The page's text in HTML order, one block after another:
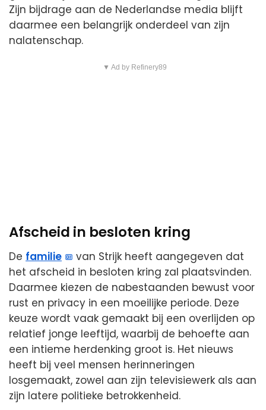
Zijn bijdrage aan de Nederlandse media blijft
daarmee een belangrijk onderdeel van zijn
nalatenschap.
▼ Ad by Refinery89
Afscheid in besloten kring
De familie
van Strijk heeft aangegeven dat
het afscheid in besloten kring zal plaatsvinden.
Daarmee kiezen de nabestaanden bewust voor
rust en privacy in een moeilijke periode. Deze
keuze wordt vaak gemaakt bij een overlijden op
relatief jonge leeftijd, waarbij de behoefte aan
een intieme herdenking groot is. Het nieuws
heeft bij veel mensen herinneringen
losgemaakt, zowel aan zijn televisiewerk als aan
zijn latere politieke betrokkenheid.